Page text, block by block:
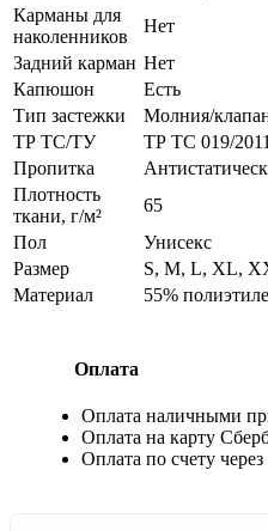
Карманы для
наколенников
Нет
Задний карман Нет
Капюшон
Есть
Тип застежки
Молния/
ТР ТС/ТУ
ТР ТС 019/2011
Пропитка
Плотность
ткани, г/м²
65
Пол
Унисекс
Размер
S, M, L, XL,
Материал
55%
Оплата
Оплата наличными
Оплата на карту
Оплата по счету